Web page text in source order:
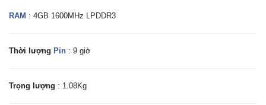
RAM : 4GB 1600MHz LPDDR3
Thời lượng Pin : 9 giờ
Trọng lượng : 1.08Kg